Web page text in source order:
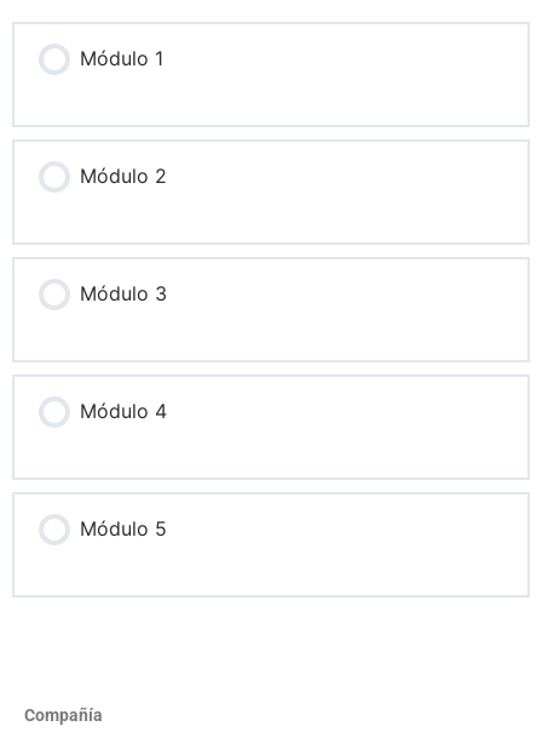
Módulo 1
Módulo 2
Módulo 3
Módulo 4
Módulo 5
Compañía